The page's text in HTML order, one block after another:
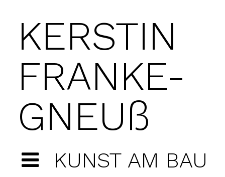
KERSTIN
FRANKE-
GNEUß
KUNST AM BAU